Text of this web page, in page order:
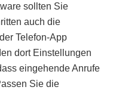
sollten Sie
auch die
Telefon-App
dort Einstellungen
eingehende Anrufe
Sie die